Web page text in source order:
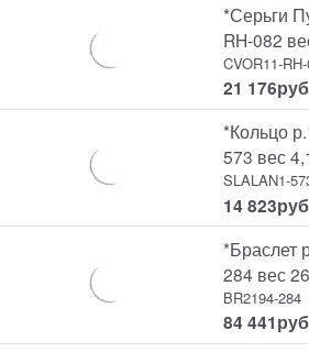
*Серьги
RH-082
CVOR11-
21 176
*Кольцо
573 вес
SLALAN1-
14 823
*Браслет
284 вес
BR2194-284
84 441